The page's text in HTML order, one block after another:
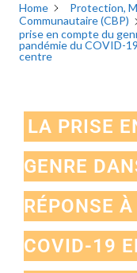
Home
Protection,
Communautaire (CBP)
prise en compte du
pandémie du COVID-
centre
LA PRISE
GENRE
RÉPONSE
COVID-19